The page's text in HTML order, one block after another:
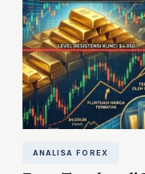
ANALISA FOREX